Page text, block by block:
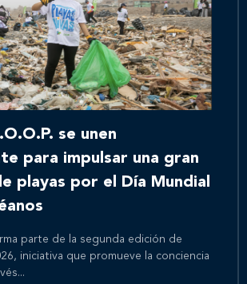
se unen
para impulsar una gran
playas por el Día Mundial
parte de la segunda edición de
iniciativa que promueve la conciencia